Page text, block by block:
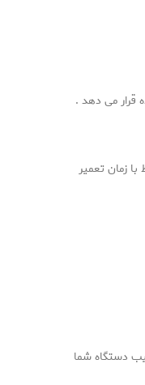
قرار می دهد .
زمان تعمیر
دستگاه شما